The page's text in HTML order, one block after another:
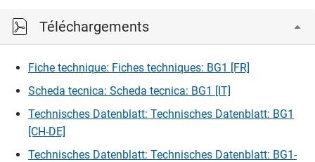
Téléchargements
Fiche technique: Fiches techniques: BG1 [FR]
Scheda tecnica: Scheda tecnica: BG1 [IT]
Technisches Datenblatt: Technisches Datenblatt: BG1
[CH-DE]
Technisches Datenblatt: Technisches Datenblatt: BG1-